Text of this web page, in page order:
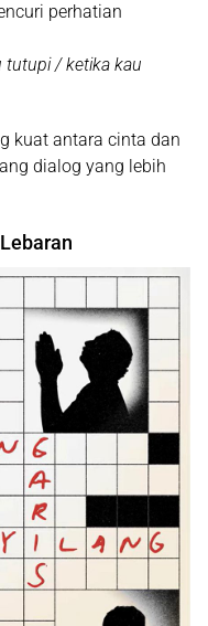
perhatian
tutupi / ketika kau
kuat antara cinta dan
dialog yang lebih